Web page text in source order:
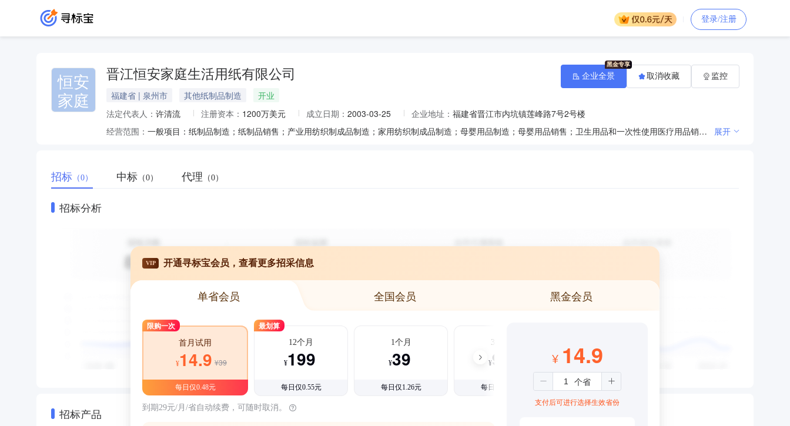
登录/注册
恒安
家庭
晋江恒安家庭生活用纸有限公司
福建省 | 泉州市 其他纸制品制造
开业
法定代表人： 许清流 注册资本： 1200万美元 成立日期： 2003-03-25 企业地址： 福建省晋江市内坑镇莲峰路7号2号楼
经营范围：
一般项目：纸制品制造；纸制品销售；产业用纺织制成品制造；家用纺织制成品制造；母婴用品制造；母婴用品销售；卫生用品和一次性使用医疗用品销售；医护人员防护用品生产（Ⅰ类医疗器械）；医护人员防护用品零售；日用口罩（非医用）生产；日用口罩（非医用）销售；医用口罩零售；第二类医疗器械销售；个人卫生用品销售；太阳能发电技术服务；合成纤维制造；高性能纤维及复合材料制造；新材料技术研发；技术服务、技术开发、技术咨询、技术交流、技术转让、技术推广。（除依法须经批准的项目外，凭营业执照依法自主开展经营活动）许可项目：医用口罩生产；第二类医疗器械生产；医护人员防护用品生产（Ⅱ类医疗器械）；卫生用品和一次性使用医疗用品生产；消毒剂生产（不含危险化学品）；发电业务、输电业务、供（配）电业务；用于传染病防治的消毒产品生产。（依法须经批准的项目，经相关部门批准后方可开展经营活动，具体经营项目以相关部门批准文件或许可证件为准） 展开
企业全景 取消收藏 监控
招标 （0） 中标 （0） 代理 （0）
招标分析
招标产品
VIP 开通寻标宝会员，查看更多招采信息
单省会员 全国会员 黑金会员
限购一次
首月试用
¥14.9 ¥39
每日仅0.48元
最划算
12个月
¥199
每日仅0.55元
1个月
¥39
每日仅1.26元
3个月
¥99
每日仅1.08元
到期29元/月/省自动续费，可随时取消。
¥ 14.9
支付后可进行选择生效省份